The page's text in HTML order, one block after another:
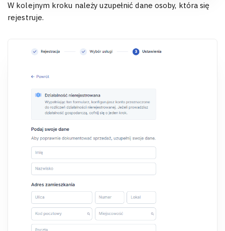
W kolejnym kroku należy uzupełnić dane osoby, która się
rejestruje.